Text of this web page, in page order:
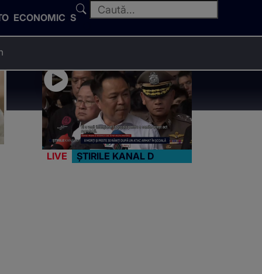
ECONOMIC SPORT
LIVE ȘTIRILE KANAL D